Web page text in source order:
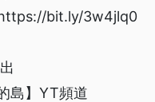
bit.ly/3w4jlq0
島】YT頻道